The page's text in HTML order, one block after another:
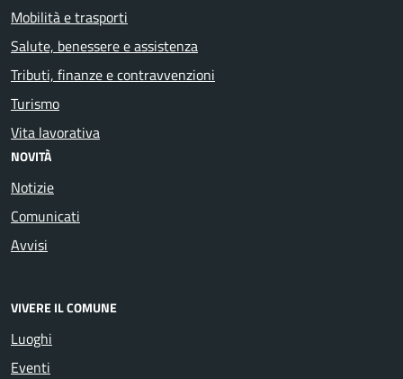
Mobilità e trasporti
Salute, benessere e assistenza
Tributi, finanze e contravvenzioni
Turismo
Vita lavorativa
NOVITÀ
Notizie
Comunicati
Avvisi
VIVERE IL COMUNE
Luoghi
Eventi